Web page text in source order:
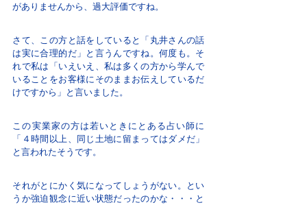
がありませんから、過大評価ですね。
さて、この方と話をしていると「丸井さんの話
は実に合理的だ」と言うんですね。何度も。そ
れで私は「いえいえ、私は多くの方から学んで
いることをお客様にそのままお伝えしているだ
けですから」と言いました。
この実業家の方は若いときにとある占い師に
「４時間以上、同じ土地に留まってはダメだ」
と言われたそうです。
それがとにかく気になってしょうがない。とい
うか強迫観念に近い状態だったのかな・・・と